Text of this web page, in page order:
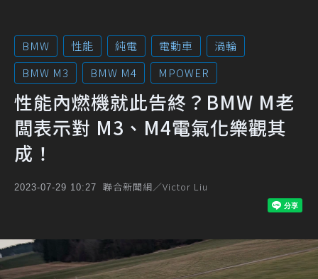
BMW 性能 純電 電動車
渦輪
BMW M3
BMW M4 MPOWER
性能內燃機就此告終？BMW M老
闆表示對 M3、M4電氣化樂觀其
成！
2023-07-29 10:27 聯合新聞網／Victor Liu